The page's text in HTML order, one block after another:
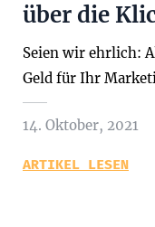
über die
Seien wir ehrlich:
Geld für Ihr
14. Oktober, 2021
ARTIKEL LESEN